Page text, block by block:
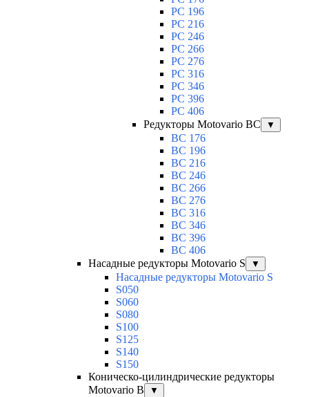
PC 196
PC 216
PC 246
PC 266
PC 276
PC 316
PC 346
PC 396
PC 406
Редукторы Motovario BC
▼
BC 176
BC 196
BC 216
BC 246
BC 266
BC 276
BC 316
BC 346
BC 396
BC 406
Насадные редукторы Motovario S
▼
Насадные редукторы Motovario S
S050
S060
S080
S100
S125
S140
S150
Коническо-цилиндрические редукторы
Motovario B
▼